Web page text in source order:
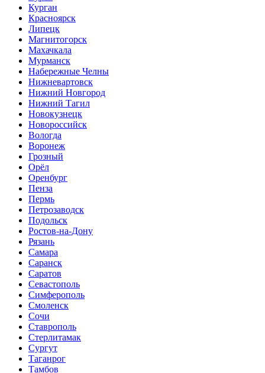
Курган
Красноярск
Липецк
Магнитогорск
Махачкала
Мурманск
Набережные Челны
Нижневартовск
Нижний Новгород
Нижний Тагил
Новокузнецк
Новороссийск
Вологда
Воронеж
Грозный
Орёл
Оренбург
Пенза
Пермь
Петрозаводск
Подольск
Ростов-на-Дону
Рязань
Самара
Саранск
Саратов
Севастополь
Симферополь
Смоленск
Сочи
Ставрополь
Стерлитамак
Сургут
Таганрог
Тамбов